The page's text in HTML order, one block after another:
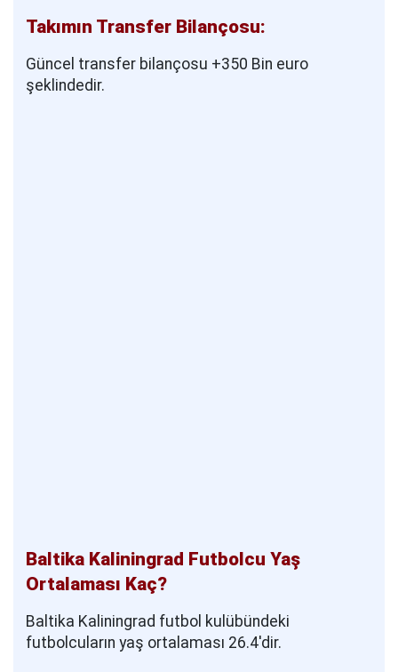
Takımın Transfer Bilançosu:
Güncel transfer bilançosu +350 Bin euro
şeklindedir.
Baltika Kaliningrad Futbolcu Yaş
Ortalaması Kaç?
Baltika Kaliningrad futbol kulübündeki
futbolcuların yaş ortalaması 26.4'dir.